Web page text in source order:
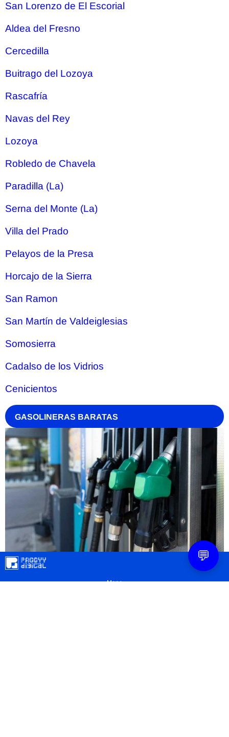
San Lorenzo de El Escorial
Aldea del Fresno
Cercedilla
Buitrago del Lozoya
Rascafría
Navas del Rey
Lozoya
Robledo de Chavela
Paradilla (La)
Serna del Monte (La)
Villa del Prado
Pelayos de la Presa
Horcajo de la Sierra
San Ramon
San Martín de Valdeiglesias
Somosierra
Cadalso de los Vidrios
Cenicientos
GASOLINERAS BARATAS
Mapa
💬